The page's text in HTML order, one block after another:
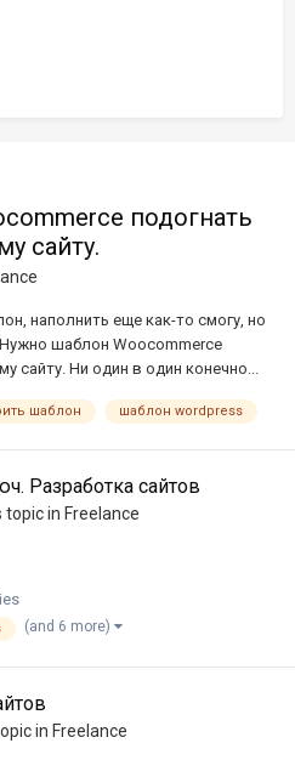
подогнать
сайту.
наполнить еще как-то смогу, но
Нужно шаблон Woocommerce
сайту. Ни один в один конечно...
шаблон шаблон wordpress
Разработка сайтов
topic in Freelance
(and 6 more)
in Freelance